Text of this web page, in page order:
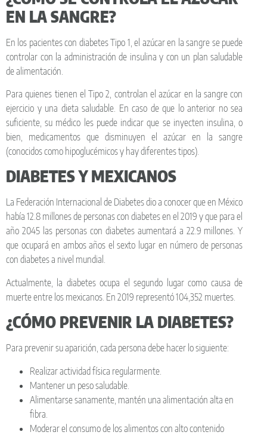
EN LA SANGRE?
En los pacientes con diabetes Tipo 1, el azúcar en la sangre se puede
controlar con la administración de insulina y con un plan saludable
de alimentación.
Para quienes tienen el Tipo 2, controlan el azúcar en la sangre con
ejercicio y una dieta saludable. En caso de que lo anterior no sea
suficiente, su médico les puede indicar que se inyecten insulina, o
bien, medicamentos que disminuyen el azúcar en la sangre
(conocidos como hipoglucémicos y hay diferentes tipos).
DIABETES Y MEXICANOS
La Federación Internacional de Diabetes dio a conocer que en México
había 12.8 millones de personas con diabetes en el 2019 y que para el
año 2045 las personas con diabetes aumentará a 22.9 millones. Y
que ocupará en ambos años el sexto lugar en número de personas
con diabetes a nivel mundial.
Actualmente, la diabetes ocupa el segundo lugar como causa de
muerte entre los mexicanos. En 2019 representó 104,352 muertes.
¿CÓMO PREVENIR LA DIABETES?
Para prevenir su aparición, cada persona debe hacer lo siguiente:
Realizar actividad física regularmente.
Mantener un peso saludable.
Alimentarse sanamente, mantén una alimentación alta en
fibra.
Moderar el consumo de los alimentos con alto contenido